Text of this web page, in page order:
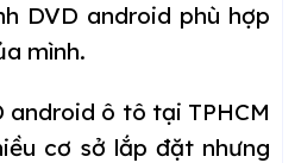
DVD android phù hợp
mình.
android ô tô tại TPHCM
cơ sở lắp đặt nhưng